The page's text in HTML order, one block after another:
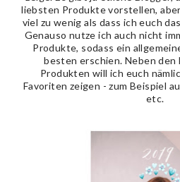
liebsten Produkte vorstellen,
viel zu wenig als dass ich euch
Genauso nutze ich auch nicht
Produkte, sodass ein
besten erschien. Neben den
Produkten will ich euch
Favoriten zeigen - zum Beispiel
etc.